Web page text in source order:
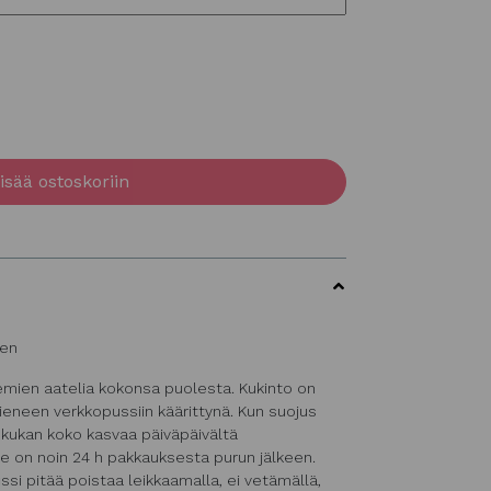
ostoskoriin
aatelia kokonsa puolesta. Kukinto on
verkkopussiin käärittynä. Kun suojus
koko kasvaa päiväpäivältä
on noin 24 h pakkauksesta purun jälkeen.
pitää poistaa leikkaamalla, ei vetämällä,